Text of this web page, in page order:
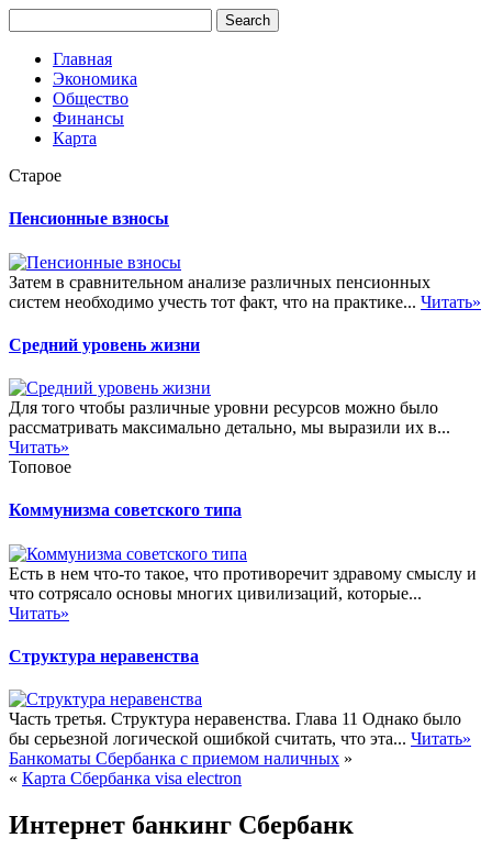
Главная
Экономика
Общество
Финансы
Карта
Старое
Пенсионные взносы
Затем в сравнительном анализе различных пенсионных
систем необходимо учесть тот факт, что на практике... Читать»
Средний уровень жизни
Для того чтобы различные уровни ресурсов можно было
рассматривать максимально детально, мы выразили их в...
Читать»
Топовое
Коммунизма советского типа
Есть в нем что-то такое, что противоречит здравому смыслу и
что сотрясало основы многих цивилизаций, которые...
Читать»
Структура неравенства
Часть третья. Структура неравенства. Глава 11 Однако было
бы серьезной логической ошибкой считать, что эта... Читать»
Банкоматы Сбербанка с приемом наличных »
« Карта Сбербанка visa electron
Интернет банкинг Сбербанк